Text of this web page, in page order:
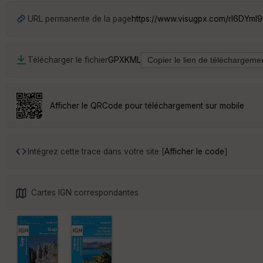
URL permanente de la pagehttps://www.visugpx.com/
Télécharger le fichierGPXKML
Afficher le QRCode pour téléchargement sur mobile
Intégrez cette trace dans votre site [Afficher le code]
Cartes IGN correspondantes